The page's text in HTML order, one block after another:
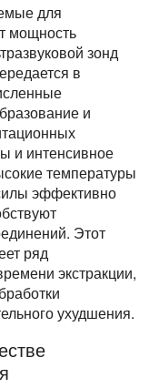
для
мощность
зонд
в
и
и интенсивное
температуры
эффективно
Этот
ряд
экстракции,
ухудшения.